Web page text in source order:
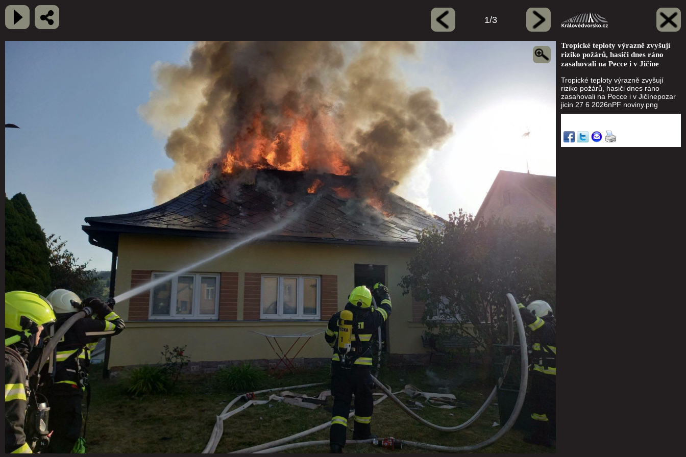
1/3
Tropické teploty výrazně zvyšují
riziko požárů, hasiči dnes ráno
zasahovali na Pecce i v Jičíne
Tropické teploty výrazně zvyšují
riziko požárů, hasiči dnes ráno
zasahovali na Pecce i v Jičínepozar
jicin 27 6 2026nPF noviny.png